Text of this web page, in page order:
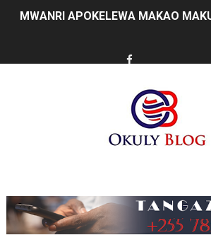
MWANRI APOKELEWA MAKAO
NAIBU WAZIRI CHANDE
TBS YAHIMIZA WAJASIRIAMALI
TBS YAWAHIMIZA WAJASIRIAMALI
NAIBU KATIBU MKUU UJENZI